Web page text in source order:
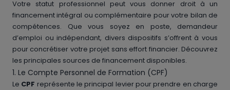
Votre statut professionnel peut vous donner droit à un
financement intégral ou complémentaire pour votre bilan de
compétences. Que vous soyez en poste, demandeur
d’emploi ou indépendant, divers dispositifs s’offrent à vous
pour concrétiser votre projet sans effort financier. Découvrez
les principales sources de financement disponibles.
1. Le Compte Personnel de Formation (CPF)
Le CPF représente le principal levier pour prendre en charge